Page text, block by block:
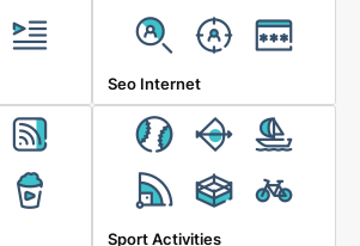
Seo Internet
Sport Activities